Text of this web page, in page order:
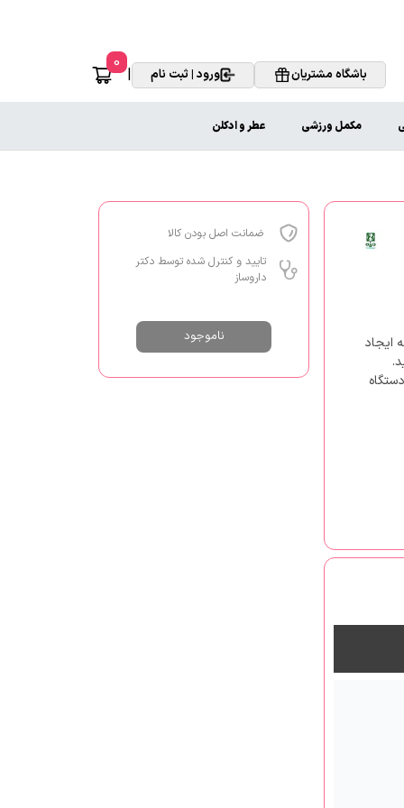
باشگاه مشتریان ورود | ثبت نام |
0
مکمل ورزشی عطر و ادکلن
ایجاد
ضمانت اصل بودن کالا
تایید و کنترل شده توسط دکتر
داروساز
ناموجود